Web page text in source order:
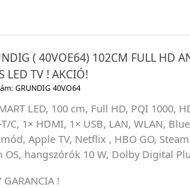
( 40VOE64) 102CM FULL HD
LED TV ! AKCIÓ!
GRUNDIG 40VO64
LED, 100 cm, Full HD, PQI 1000,
T/C, 1× HDMI, 1× USB, LAN, WLAN,
Apple TV, Netflix , HBO GO,
OS, hangszórók 10 W, Dolby Digital
GARANCIA !